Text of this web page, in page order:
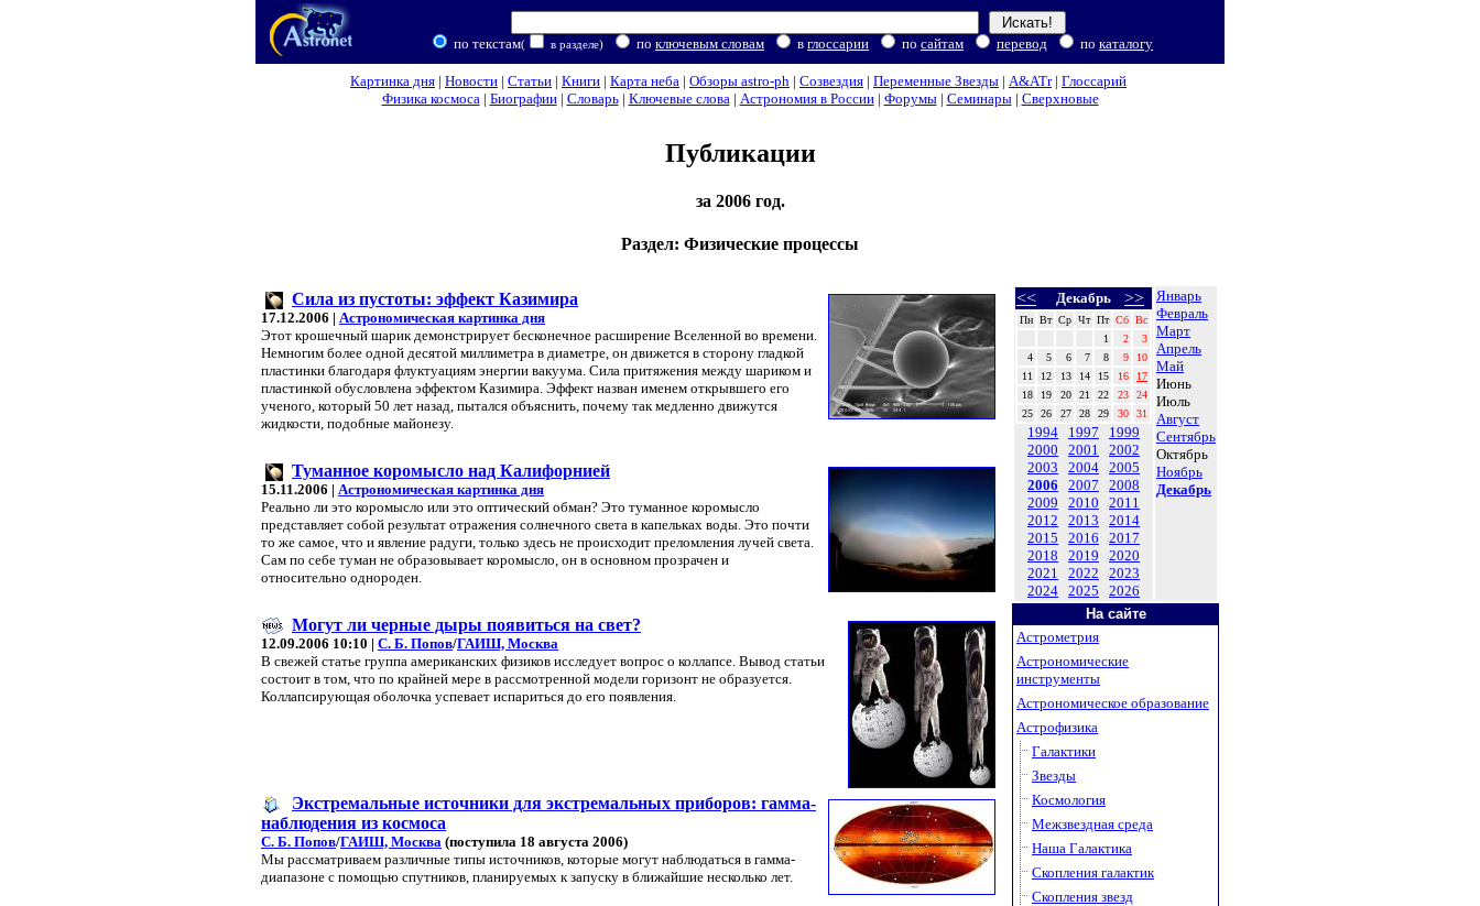
по текстам( в разделе) по ключевым словам в глоссарии по сайтам перевод по каталогу
Картинка дня | Новости | Статьи | Книги | Карта неба | Обзоры astro-ph | Созвездия | Переменные Звезды | A&ATr| Глоссарий
Физика космоса| Биографии| Словарь| Ключевые слова| Астрономия в России| Форумы| Семинары| Сверхновые
Публикации
за 2006 год.
Раздел: Физические процессы
Сила из пустоты: эффект Казимира
17.12.2006 | Астрономическая картинка дня
Этот крошечный шарик демонстрирует бесконечное расширение Вселенной во времени.
Немногим более одной десятой миллиметра в диаметре, он движется в сторону гладкой
пластинки благодаря флуктуациям энергии вакуума. Сила притяжения между шариком и
пластинкой обусловлена эффектом Казимира. Эффект назван именем открывшего его
ученого, который 50 лет назад, пытался объяснить, почему так медленно движутся
жидкости, подобные майонезу.
Туманное коромысло над Калифорнией
15.11.2006 | Астрономическая картинка дня
Реально ли это коромысло или это оптический обман? Это туманное коромысло
представляет собой результат отражения солнечного света в капельках воды. Это почти
то же самое, что и явление радуги, только здесь не происходит преломления лучей света.
Сам по себе туман не образовывает коромысло, он в основном прозрачен и
относительно однороден.
Могут ли черные дыры появиться на свет?
12.09.2006 10:10 | С. Б. Попов/ГАИШ, Москва
В свежей статье группа американских физиков исследует вопрос о коллапсе. Вывод статьи
состоит в том, что по крайней мере в рассмотренной модели горизонт не образуется.
Коллапсирующая оболочка успевает испариться до его появления.
Экстремальные источники для экстремальных приборов: гамма-
наблюдения из космоса
С. Б. Попов/ГАИШ, Москва (поступила 18 августа 2006)
Мы рассматриваем различные типы источников, которые могут наблюдаться в гамма-
диапазоне с помощью спутников, планируемых к запуску в ближайшие несколько лет.
<< Декабрь >>
Пн Вт Ср Чт Пт Сб Вс
1
2
3
4
5 6 7 8 9
10
11
12 13 14 15 16
17
18
19 20 21 22 23
24
25
26 27 28 29 30 31
1994 1997
1999
2000
2001
2002
2003
2004 2005
2006
2007
2008
2009
2010
2011
2012
2013
2014
2015
2016
2017
2018
2019
2020
2021
2022
2023
2024 2025 2026
Январь
Февраль
Март
Апрель
Май
Июнь
Июль
Август
Сентябрь
Октябрь
Ноябрь
Декабрь
На сайте
Астрометрия
Астрономические
инструменты
Астрономическое образование
Астрофизика
Галактики
Звезды
Космология
Межзвездная среда
Наша Галактика
Скопления галактик
Скопления звезд